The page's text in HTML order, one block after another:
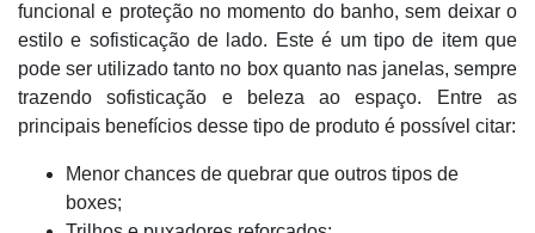
funcional e proteção no momento do banho, sem deixar o
estilo e sofisticação de lado. Este é um tipo de item que
pode ser utilizado tanto no box quanto nas janelas, sempre
trazendo sofisticação e beleza ao espaço. Entre as
principais benefícios desse tipo de produto é possível citar:
Menor chances de quebrar que outros tipos de
boxes;